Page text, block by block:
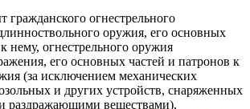
гражданского огнестрельного
оружия, его основных
нему, огнестрельного оружия
его основных частей и патронов к
(за исключением механических
и других устройств, снаряженных
раздражающими веществами),